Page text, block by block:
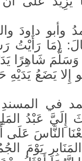
وأبو
(مَا رَأَيْتُ
شَاهِرًا
إِلا يَضَعُ يَدَيْهِ
في
إِلَيَّ عَبْدُ
النَّاسَ
يَوْمَ